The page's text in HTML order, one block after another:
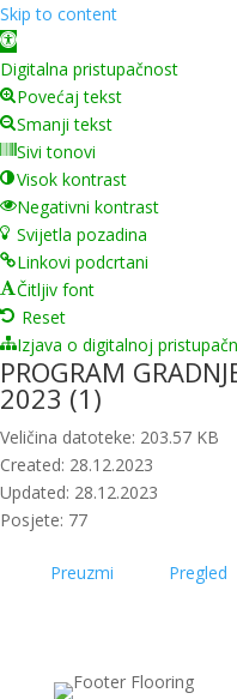
Skip to content
Open toolbar
Digitalna pristupačnost
Povećaj tekst
Smanji tekst
Sivi tonovi
Visok kontrast
Negativni kontrast
Svijetla pozadina
Linkovi podcrtani
Čitljiv font
Reset
Izjava o digitalnoj
PROGRAM
2023 (1)
Veličina datoteke: 203.57 KB
Created: 28.12.2023
Updated: 28.12.2023
Posjete: 77
Preuzmi Pregled